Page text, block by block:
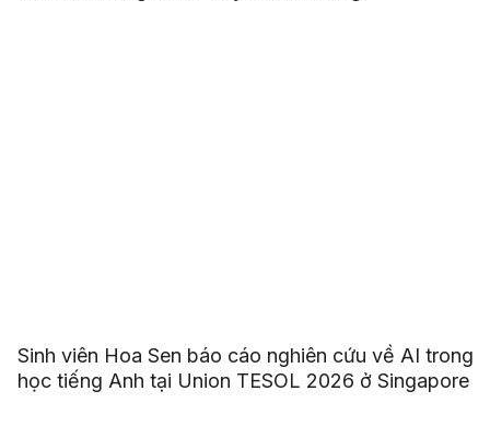
Sinh viên Hoa Sen báo cáo nghiên cứu về AI trong
học tiếng Anh tại Union TESOL 2026 ở Singapore